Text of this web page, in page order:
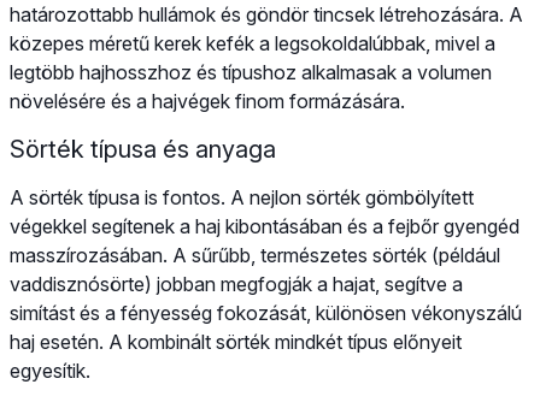
határozottabb hullámok és göndör tincsek létrehozására. A
közepes méretű kerek kefék a legsokoldalúbbak, mivel a
legtöbb hajhosszhoz és típushoz alkalmasak a volumen
növelésére és a hajvégek finom formázására.
Sörték típusa és anyaga
A sörték típusa is fontos. A nejlon sörték gömbölyített
végekkel segítenek a haj kibontásában és a fejbőr gyengéd
masszírozásában. A sűrűbb, természetes sörték (például
vaddisznósörte) jobban megfogják a hajat, segítve a
simítást és a fényesség fokozását, különösen vékonyszálú
haj esetén. A kombinált sörték mindkét típus előnyeit
egyesítik.